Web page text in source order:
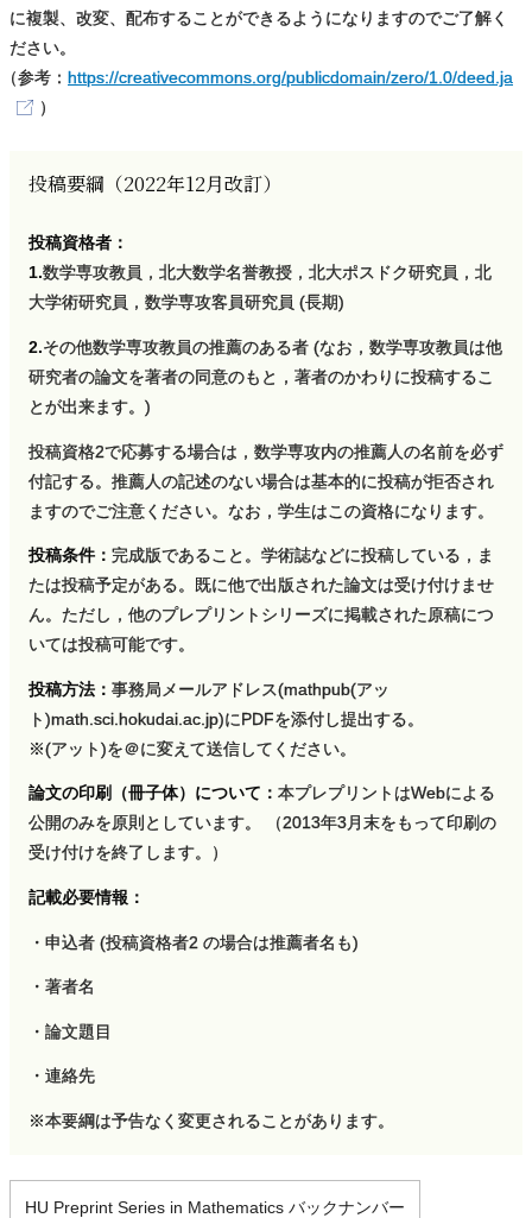
に複製、改変、配布することができるようになりますのでご了解く
ださい。
（参考： https://creativecommons.org/publicdomain/zero/1.0/deed.ja
）
投稿要綱 （2022年12月改訂）
投稿資格者：
1.数学専攻教員，北大数学名誉教授，北大ポスドク研究員，北
大学術研究員，数学専攻客員研究員 (長期)
2.その他数学専攻教員の推薦のある者 (なお，数学専攻教員は他
研究者の論文を著者の同意のもと，著者のかわりに投稿するこ
とが出来ます。)
投稿資格2で応募する場合は，数学専攻内の推薦人の名前を必ず
付記する。推薦人の記述のない場合は基本的に投稿が拒否され
ますのでご注意ください。なお，学生はこの資格になります。
投稿条件： 完成版であること。学術誌などに投稿している，ま
たは投稿予定がある。既に他で出版された論文は受け付けませ
ん。ただし，他のプレプリントシリーズに掲載された原稿につ
いては投稿可能です。
投稿方法： 事務局メールアドレス(mathpub(アッ
ト)math.sci.hokudai.ac.jp)にPDFを添付し提出する。
※(アット)を＠に変えて送信してください。
論文の印刷（冊子体）について： 本プレプリントはWebによる
公開のみを原則としています。 （2013年3月末をもって印刷の
受け付けを終了します。）
記載必要情報：
・申込者 (投稿資格者2 の場合は推薦者名も)
・著者名
・論文題目
・連絡先
※本要綱は予告なく変更されることがあります。
HU Preprint Series in Mathematics バックナンバー